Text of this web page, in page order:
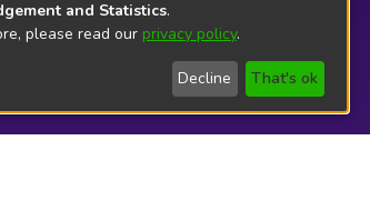
and Statistics.
please read our privacy policy.
Decline That's ok